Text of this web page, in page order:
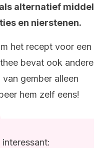
alternatief middel
en nierstenen.
het recept voor een
bevat ook andere
gember alleen
hem zelf eens!